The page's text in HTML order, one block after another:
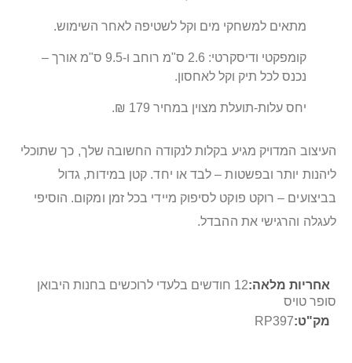
מתאים למשחקי מים וקל לשטיפה לאחר השימוש.
קומפקטי ודיסקרטי: 2.6 ס"מ רוחב ו‑9.5 ס"מ אורך –
נכנס לכל תיק וקל לאחסון.
יחס עלות‑תועלת מצוין במחיר 179 ₪.
העיצוב המדויק מגיע בקלות לנקודה החשובה שלך, כך שתוכלי
ליהנות יותר ובפשטות – לבד או יחד. קטן במידות, גדול
בביצועים – רוקט פוקט לסיפוק מיידי בכל זמן ומקום. הוסיפי
לעגלה והרגישי את ההבדל.
מידע
נוסף
12 חודשים בלעדי לרוכשים בחנות היבואן
סופר טויס
RP397